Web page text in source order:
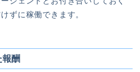
ずに稼働できます。
酬